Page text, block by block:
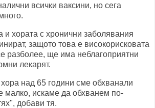
всички ваксини, но сега
и хората с хронични заболявания
защото това е високорисковата
разболее, ще има неблагоприятни
лекарят.
над 65 години сме обхванали
малко, искаме да обхванем по-
добави тя.